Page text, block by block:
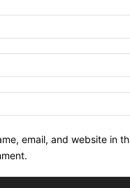
email, and website in